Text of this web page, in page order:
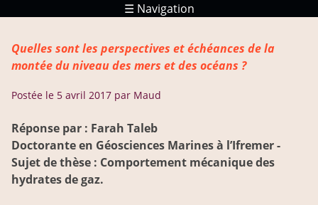
☰ Navigation
Ressources
Quelles sont les perspectives et échéances de la
montée du niveau des mers et des océans ?
Postée le 5 avril 2017 par Maud
Réponse par : Farah Taleb
Doctorante en Géosciences Marines à l’Ifremer -
Sujet de thèse : Comportement mécanique des
hydrates de gaz.